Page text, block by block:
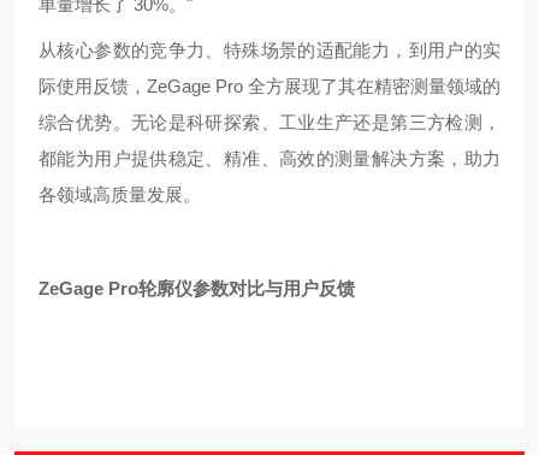
单量增长了 30%。"
从核心参数的竞争力、特殊场景的适配能力，到用户的实
际使用反馈，ZeGage Pro 全方展现了其在精密测量领域的
综合优势。无论是科研探索、工业生产还是第三方检测，
都能为用户提供稳定、精准、高效的测量解决方案，助力
各领域高质量发展。
ZeGage Pro轮廓仪参数对比与用户反馈